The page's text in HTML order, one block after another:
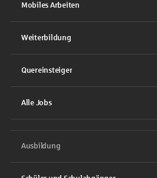
Mobiles Arbeiten
Weiterbildung
Quereinsteiger
Alle Jobs
Ausbildung